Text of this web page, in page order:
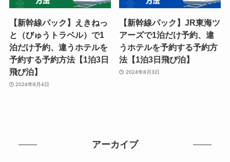
【新幹線パック】えきねっ
と（びゅうトラベル）で1
泊だけ予約、違うホテルを
予約する予約方法【1泊3日
飛び泊】
2024年8月4日
【新幹線パック】JR東海ツ
アーズで1泊だけ予約、違
うホテルを予約する予約方
法【1泊3日飛び泊】
2024年8月3日
アーカイブ